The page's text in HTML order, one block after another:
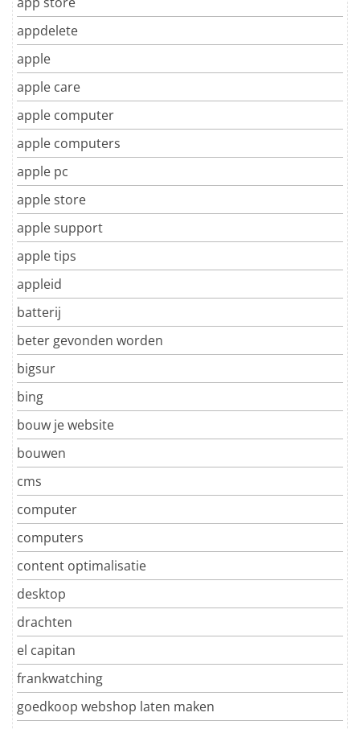
appdelete
apple
apple care
apple computer
apple computers
apple pc
apple store
apple support
apple tips
appleid
batterij
beter gevonden worden
bigsur
bing
bouw je website
bouwen
cms
computer
computers
content optimalisatie
desktop
drachten
el capitan
frankwatching
goedkoop webshop laten maken